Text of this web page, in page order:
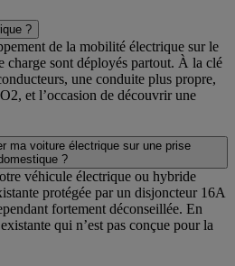
?
de la mobilité électrique sur le
charge sont déployés partout. À la clé
une conduite plus propre,
et l’occasion de découvrir une
ma voiture électrique sur une prise
?
véhicule électrique ou hybride
protégée par un disjoncteur 16A
fortement déconseillée. En
qui n’est pas conçue pour la